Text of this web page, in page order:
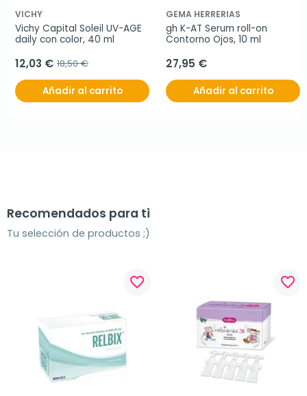
VICHY
Vichy Capital Soleil UV-AGE
daily con color, 40 ml
12,03 € 18,50 €
Añadir al carrito
GEMA HERRERIAS
gh K-AT Serum roll-on
Contorno Ojos, 10 ml
27,95 €
Añadir al carrito
Recomendados para ti
Tu selección de productos ;)
favorite_border favorite_border